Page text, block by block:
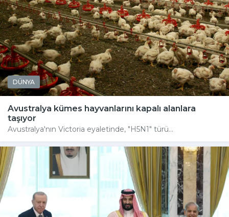
DÜNYA
Avustralya kümes hayvanlarını kapalı alanlara
taşıyor
Avustralya'nın Victoria eyaletinde, "H5N1" türü...